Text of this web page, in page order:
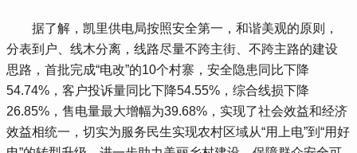
据了解，凯里供电局按照安全第一，和谐美观的原则，
分表到户、线木分离，线路尽量不跨主街、不跨主路的建设
思路，首批完成“电改”的10个村寨，安全隐患同比下降
54.74%，客户投诉量同比下降54.55%，综合线损下降
26.85%，售电量最大增幅为39.68%，实现了社会效益和经济
效益相统一，切实为服务民生实现农村区域从“用上电”到“用好